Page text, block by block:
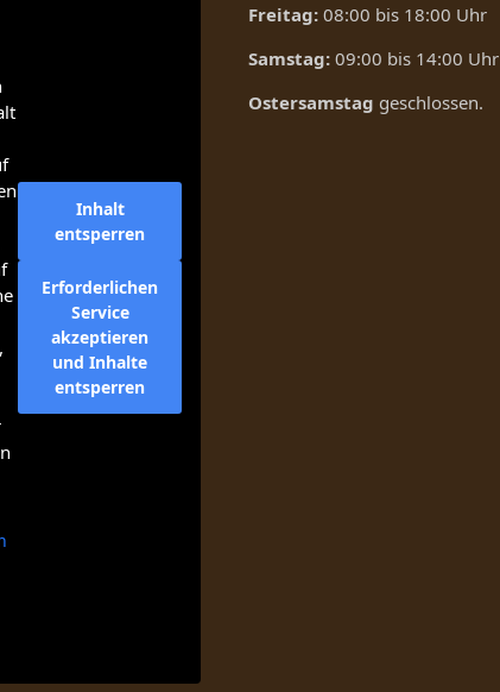
Inhalt
entsperren
Erforderlichen
Service
akzeptieren
und Inhalte
entsperren
Freitag: 08:00 bis 18:00 Uhr
Samstag: 09:00 bis 14:00 Uhr
Ostersamstag geschlossen.